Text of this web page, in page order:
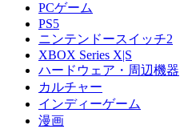
PCゲーム
PS5
ニンテンドースイッチ2
XBOX Series X|S
ハードウェア・周辺機器
カルチャー
インディーゲーム
漫画